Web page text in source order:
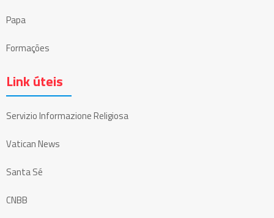
Papa
Formações
Link úteis
Servizio Informazione Religiosa
Vatican News
Santa Sé
CNBB